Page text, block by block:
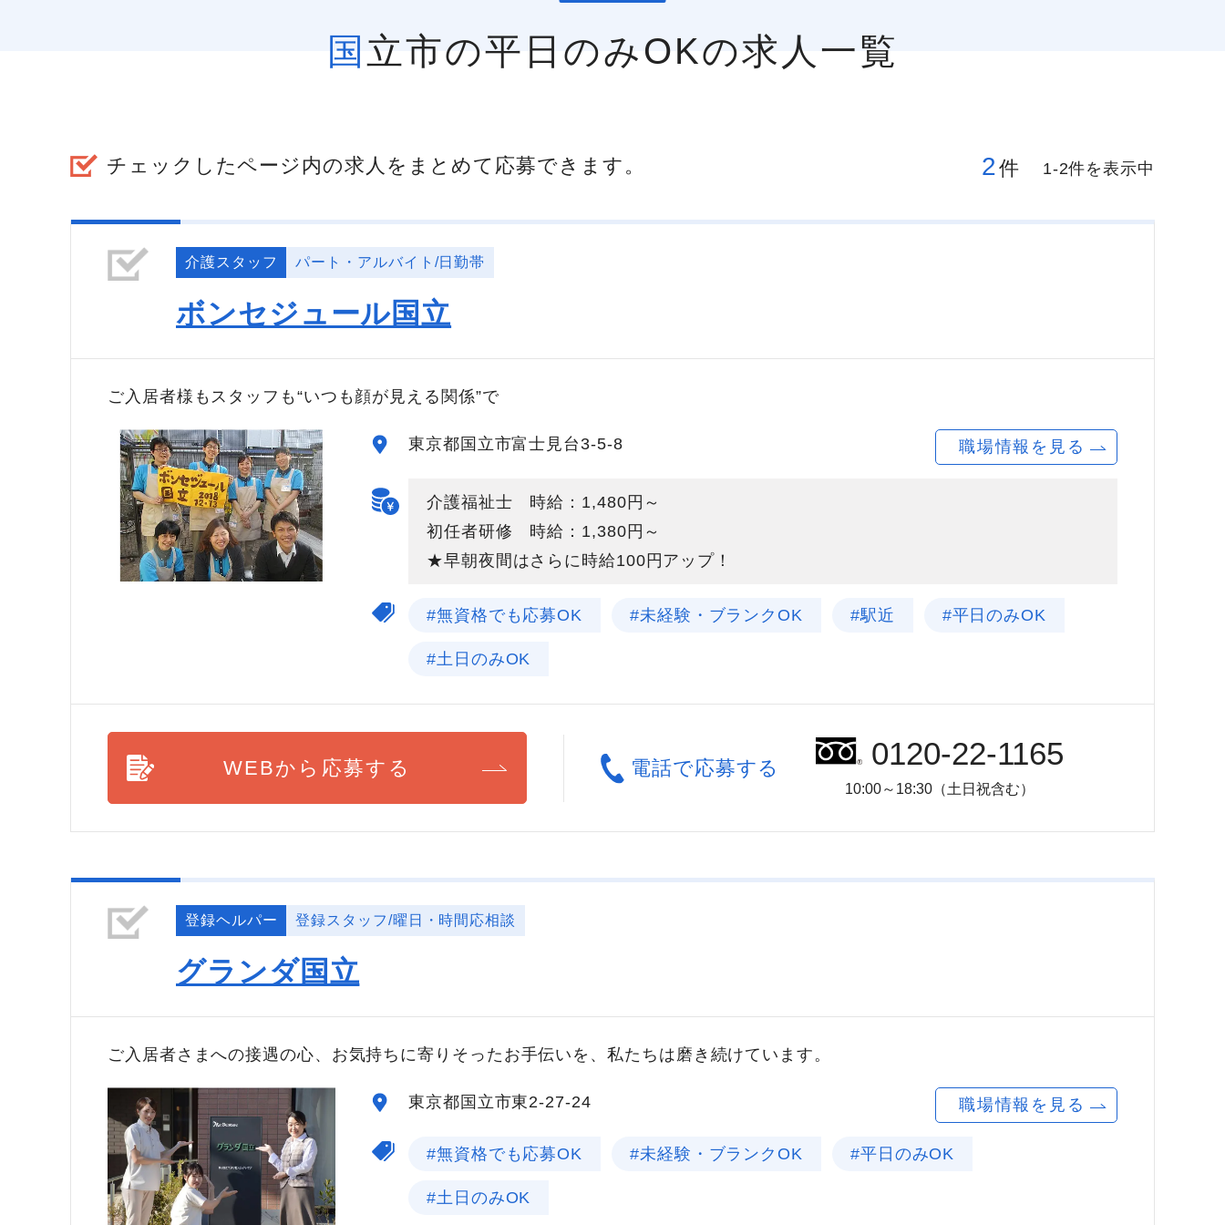
国立市の平日のみOKの求人一覧
チェックしたページ内の求人をまとめて応募できます。 2件 1-2件を表示中
介護スタッフ パート・アルバイト/日勤帯
ボンセジュール国立
ご入居者様もスタッフも“いつも顔が見える関係”で
東京都国立市富士見台3-5-8 職場情報を見る
介護福祉士 時給：1,480円～
初任者研修 時給：1,380円～
★早朝夜間はさらに時給100円アップ！
#無資格でも応募OK #未経験・ブランクOK #駅近 #平日のみOK
#土日のみOK
WEBから応募する 電話で応募する 0120-22-1165
10:00～18:30（土日祝含む）
登録ヘルパー 登録スタッフ/曜日・時間応相談
グランダ国立
ご入居者さまへの接遇の心、お気持ちに寄りそったお手伝いを、私たちは磨き続けています。
東京都国立市東2-27-24 職場情報を見る
#無資格でも応募OK #未経験・ブランクOK #平日のみOK
#土日のみOK